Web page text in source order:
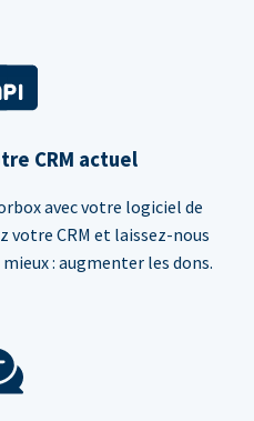
CRM actuel
avec votre logiciel de
votre CRM et laissez-nous
: augmenter les dons.